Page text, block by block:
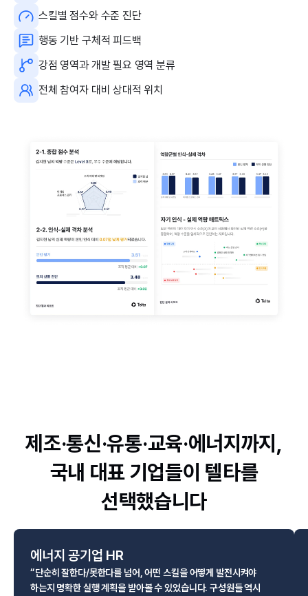
스킬별 점수와 수준 진단
행동 기반 구체적 피드백
강점 영역과 개발 필요 영역 분류
전체 참여자 대비 상대적 위치
제조·통신·유통·교육·에너지까지,
국내 대표 기업들이 텔타를
선택했습니다
에너지 공기업 HR
“단순히 잘한다/못한다를 넘어, 어떤 스킬을 어떻게 발전시켜야
하는지 명확한 실행 계획을 받아볼 수 있었습니다. 구성원들 역시